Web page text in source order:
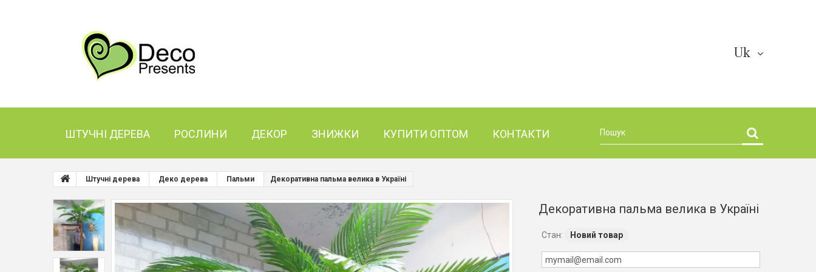
Uk
ШТУЧНІ ДЕРЕВА РОСЛИНИ ДЕКОР ЗНИЖКИ КУПИТИ ОПТОМ КОНТАКТИ
Штучні дерева Деко дерева Пальми Декоративна пальма велика в Україні
Декоративна пальма велика в Україні
Стан: Новий товар